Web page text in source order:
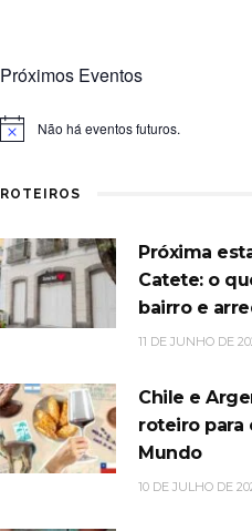
Próximos Eventos
Notice Não há eventos futuros.
ROTEIROS
Próxima
Catete: o
bairro e
11 DE JUNHO DE
Chile e
roteiro para
Mundo
10 DE JULHO DE